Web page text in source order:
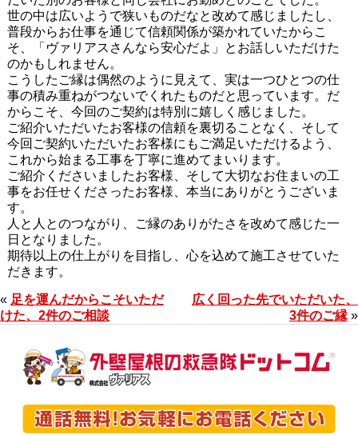
世の中は広いようで狭いものだなと改めて感じましたし、
普段からお仕事を通じて信頼関係が築かれていたからこ
そ、「ヴァリアスさんなら安心だよ」とお話しいただけた
のかもしれません。
こうしたご縁は偶然のように見えて、実は一つひとつの仕
事の積み重ねがつないでくれたものだと思っています。だ
からこそ、今回のご契約は特別に嬉しく感じました。
ご紹介いただいたお客様の信頼を裏切ることなく、そして
今回ご契約いただいたお客様にもご満足いただけるよう、
これから始まる工事を丁寧に進めてまいります。
ご紹介くださいましたお客様、そして大切なお住まいの工
事をお任せくださったお客様、本当にありがとうございま
す。
人と人とのつながり、ご縁のありがたさを改めて感じた一
日となりました。
期待以上の仕上がりを目指し、心を込めて施工させていた
だきます。
« 足を運んだからこそいただ
けた、2件のご相談
広く回った先でいただいた、
3件のご縁 »